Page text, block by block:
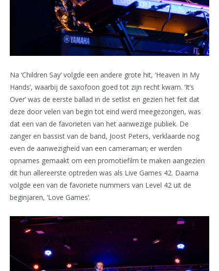
Na ‘Children Say’ volgde een andere grote hit, ‘Heaven In My
Hands’, waarbij de saxofoon goed tot zijn recht kwam. ‘It’s
Over’ was de eerste ballad in de setlist en gezien het feit dat
deze door velen van begin tot eind werd meegezongen, was
dat een van de favorieten van het aanwezige publiek. De
zanger en bassist van de band, Joost Peters, verklaarde nog
even de aanwezigheid van een cameraman; er werden
opnames gemaakt om een promotiefilm te maken aangezien
dit hun allereerste optreden was als Live Games 42. Daarna
volgde een van de favoriete nummers van Level 42 uit de
beginjaren, ‘Love Games’.